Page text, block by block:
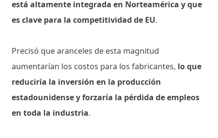
está altamente integrada en Norteamérica y que
es clave para la competitividad de EU.
Precisó que aranceles de esta magnitud
aumentarían los costos para los fabricantes, lo que
reduciría la inversión en la producción
estadounidense y forzaría la pérdida de empleos
en toda la industria.